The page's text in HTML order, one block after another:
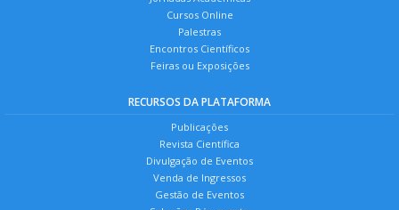
Cursos Online
Palestras
Encontros Científicos
Feiras ou Exposições
RECURSOS DA PLATAFORMA
Publicações
Revista Científica
Divulgação de Eventos
Venda de Ingressos
Gestão de Eventos